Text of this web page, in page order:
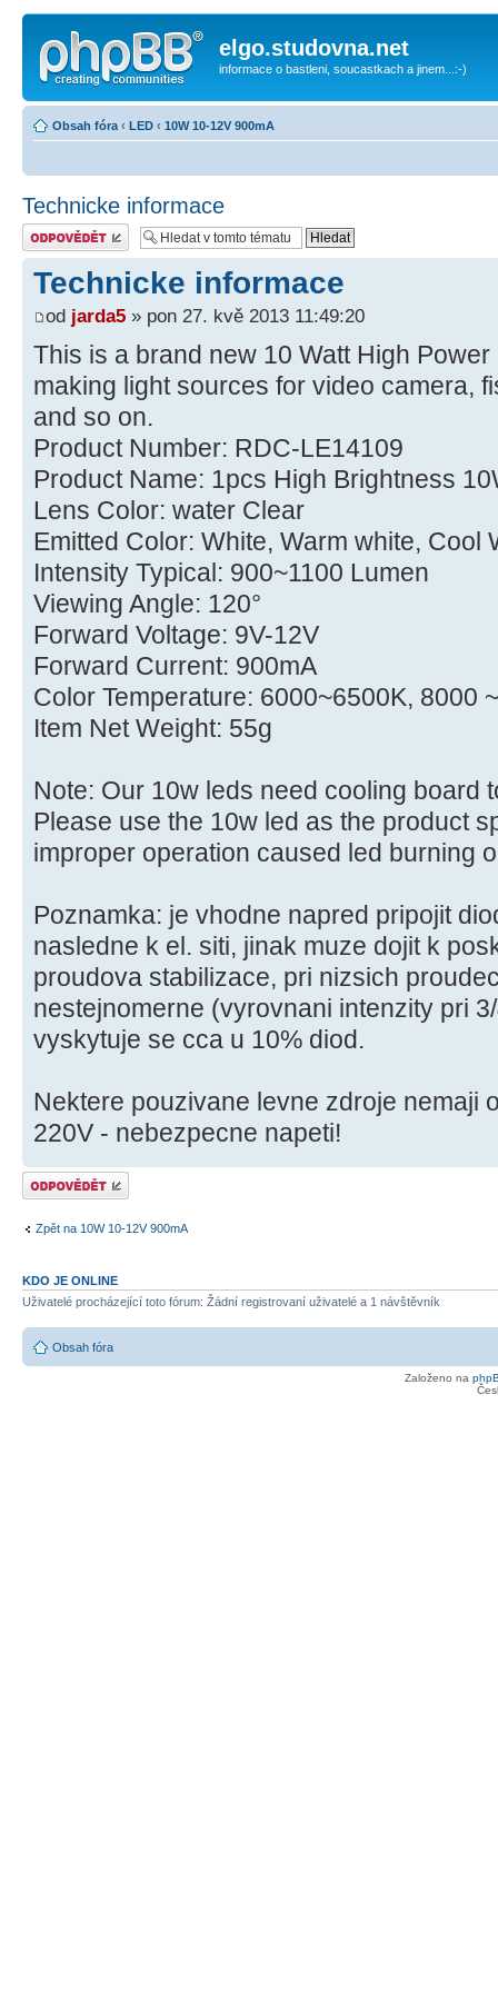
elgo.studovna.net
informace o bastleni, soucastkach a jinem...:-)
Obsah fóra ‹ LED ‹ 10W 10-12V 900mA
Technicke informace
Odeslat odpověď
Technicke informace
od jarda5 » pon 27. kvě 2013 11:49:20
This is a brand new 10 Watt High
making light sources for video camera,
and so on.
Product Number: RDC-LE14109
Product Name: 1pcs High Brightness
Lens Color: water Clear
Emitted Color: White, Warm white, Cool
Intensity Typical: 900~1100 Lumen
Viewing Angle: 120°
Forward Voltage: 9V-12V
Forward Current: 900mA
Color Temperature: 6000~6500K, 8000
Item Net Weight: 55g
Note: Our 10w leds need cooling board
Please use the 10w led as the product
improper operation caused led burning
Poznamka: je vhodne napred pripojit
nasledne k el. siti, jinak muze dojit k
proudova stabilizace, pri nizsich
nestejnomerne (vyrovnani intenzity pri
vyskytuje se cca u 10% diod.
Nektere pouzivane levne zdroje nemaji
220V - nebezpecne napeti!
Odeslat odpověď
Zpět na 10W 10-12V 900mA
KDO JE ONLINE
Uživatelé procházející toto fórum: Žádní registrovaní uživatelé a 1 návštěvník
Obsah fóra
Založeno na